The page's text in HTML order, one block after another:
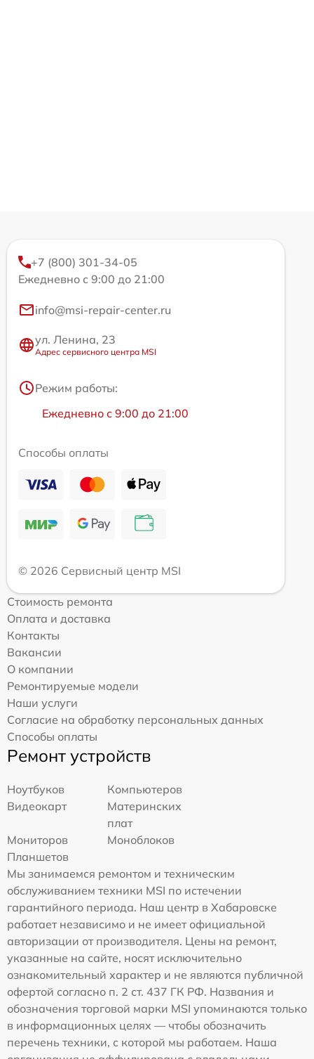
+7 (800) 301-34-05
Ежедневно с 9:00 до 21:00
info@msi-repair-center.ru
ул. Ленина, 23
Адрес сервисного центра MSI
Режим работы:
Ежедневно с 9:00 до 21:00
Способы оплаты
© 2026 Сервисный центр MSI
Стоимость ремонта
Оплата и доставка
Контакты
Вакансии
О компании
Ремонтируемые модели
Наши услуги
Согласие на обработку персональных данных
Способы оплаты
Ремонт устройств
Ноутбуков
Компьютеров
Видеокарт
Материнских
плат
Мониторов
Моноблоков
Планшетов
Мы занимаемся ремонтом и техническим
обслуживанием техники MSI по истечении
гарантийного периода. Наш центр в Хабаровске
работает независимо и не имеет официальной
авторизации от производителя. Цены на ремонт,
указанные на сайте, носят исключительно
ознакомительный характер и не являются публичной
офертой согласно п. 2 ст. 437 ГК РФ. Названия и
обозначения торговой марки MSI упоминаются только
в информационных целях — чтобы обозначить
перечень техники, с которой мы работаем. Наша